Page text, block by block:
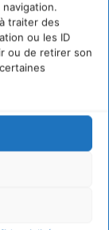
navigation.
traiter des
ou les ID
ou de retirer son